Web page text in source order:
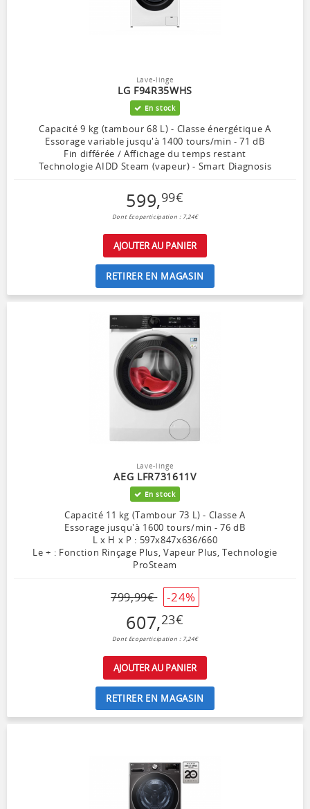
Lave-linge
LG F94R35WHS
En stock
Capacité 9 kg (tambour 68 L) - Classe énergétique A
Essorage variable jusqu'à 1400 tours/min - 71 dB
Fin différée / Affichage du temps restant
Technologie AIDD Steam (vapeur) - Smart Diagnosis
599,99€
Dont Ecoparticipation : 7,24€
AJOUTER AU PANIER
RETIRER EN MAGASIN
Lave-linge
AEG LFR731611V
En stock
Capacité 11 kg (Tambour 73 L) - Classe A
Essorage jusqu'à 1600 tours/min - 76 dB
L x H x P : 597x847x636/660
Le + : Fonction Rinçage Plus, Vapeur Plus, Technologie
ProSteam
799,99€ -24%
607,23€
Dont Ecoparticipation : 7,24€
AJOUTER AU PANIER
RETIRER EN MAGASIN